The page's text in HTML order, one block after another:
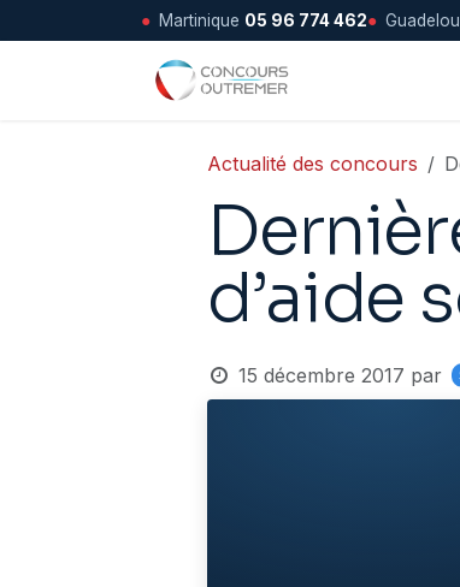
● Martinique 05 96 774 462●
Se rendre au contenu
Actualité des concours
d’aide
15 décembre 2017 par